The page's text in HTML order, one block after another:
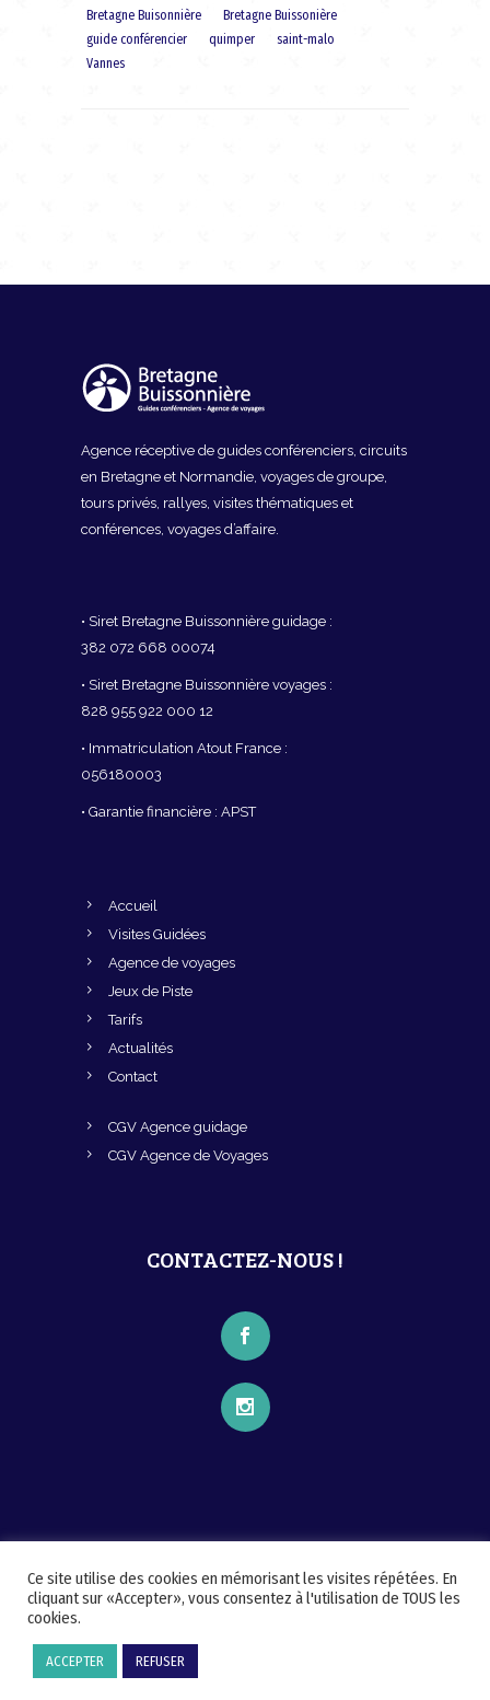
Bretagne Buisonnière
Bretagne Buissonière
guide conférencier
quimper
saint-malo
Vannes
Agence réceptive de guides conférenciers, circuits
en Bretagne et Normandie, voyages de groupe,
tours privés, rallyes, visites thématiques et
conférences, voyages d’affaire.
• Siret Bretagne Buissonnière guidage :
382 072 668 00074
• Siret Bretagne Buissonnière voyages :
828 955 922 000 12
• Immatriculation Atout France :
056180003
• Garantie financière : APST
Accueil
Visites Guidées
Agence de voyages
Jeux de Piste
Tarifs
Actualités
Contact
CGV Agence guidage
CGV Agence de Voyages
CONTACTEZ-NOUS !
réservés -
Ce site utilise des cookies en mémorisant les visites répétées. En
cliquant sur «Accepter», vous consentez à l'utilisation de TOUS les
cookies.
ACCEPTER REFUSER